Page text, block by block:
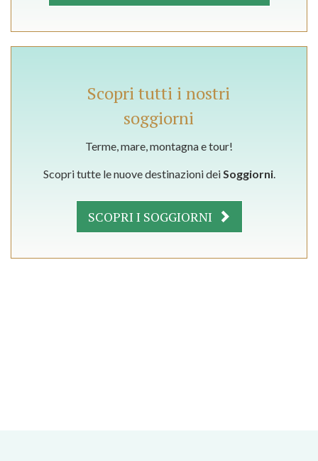
Scopri tutti i nostri
soggiorni
Terme, mare, montagna e tour!
Scopri tutte le nuove destinazioni deiSoggiorni.
SCOPRI I SOGGIORNI